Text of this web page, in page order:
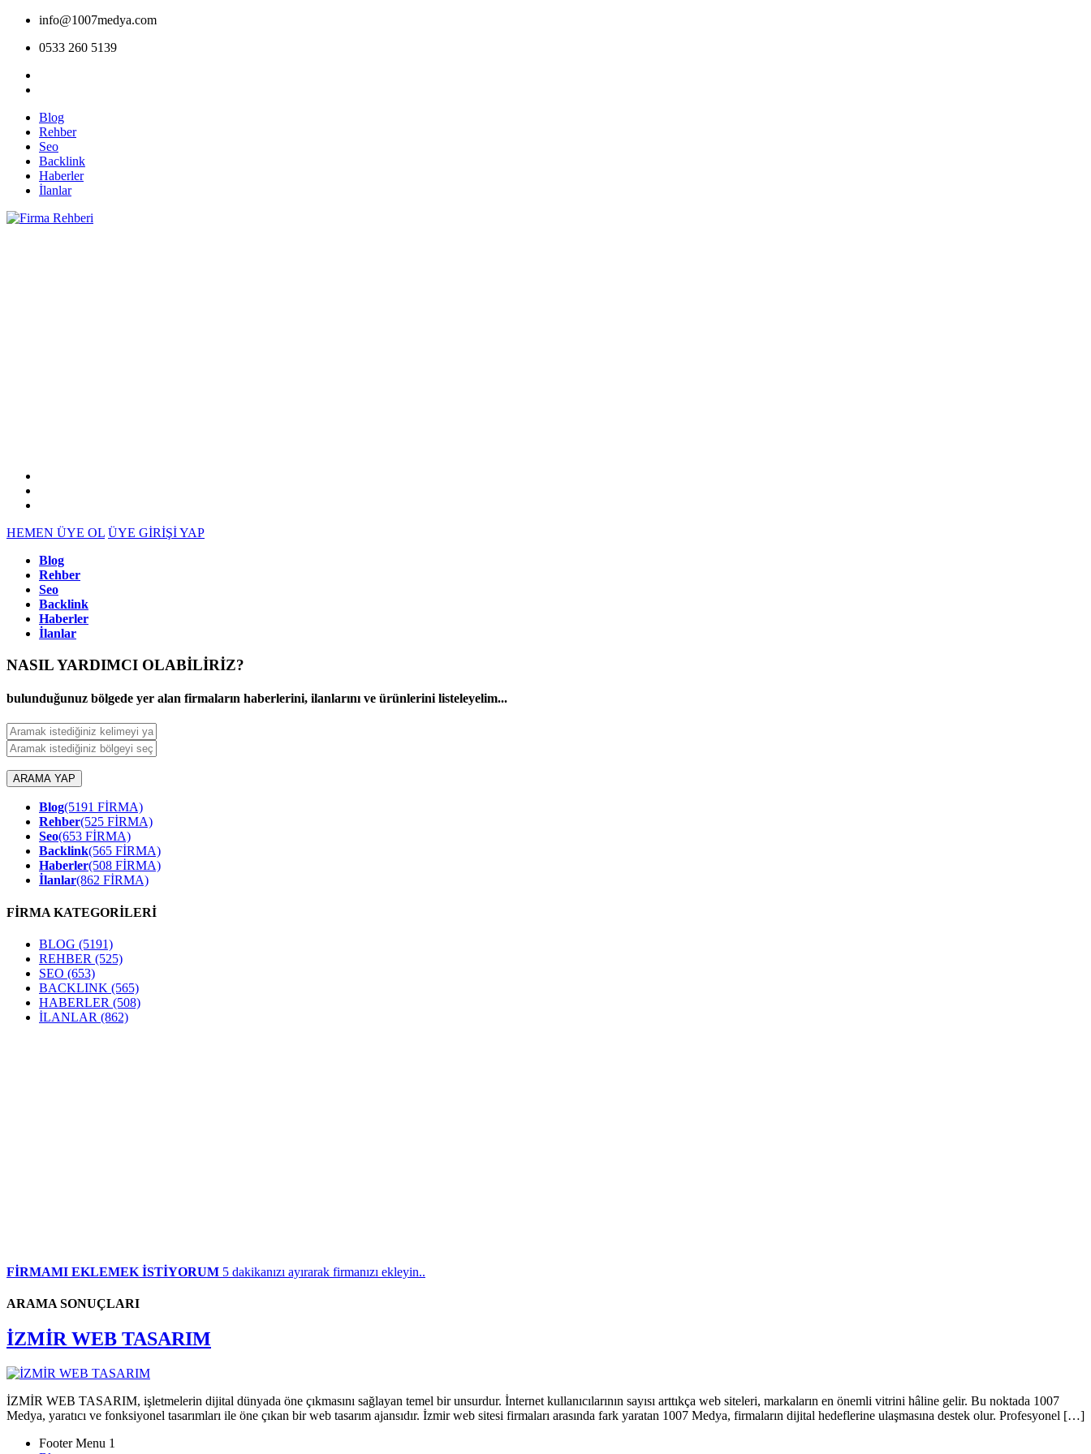
info@1007medya.com
0533 260 5139
Blog
Rehber
Seo
Backlink
Haberler
İlanlar
HEMEN ÜYE OL ÜYE GİRİŞİ YAP
Blog
Rehber
Seo
Backlink
Haberler
İlanlar
NASIL YARDIMCI OLABİLİRİZ?
bulunduğunuz bölgede yer alan firmaların haberlerini, ilanlarını ve ürünlerini listeleyelim...
ARAMA YAP
Blog(5191 FİRMA)
Rehber(525 FİRMA)
Seo(653 FİRMA)
Backlink(565 FİRMA)
Haberler(508 FİRMA)
İlanlar(862 FİRMA)
FİRMA KATEGORİLERİ
BLOG (5191)
REHBER (525)
SEO (653)
BACKLINK (565)
HABERLER (508)
İLANLAR (862)
FİRMAMI EKLEMEK İSTİYORUM 5 dakikanızı ayırarak firmanızı ekleyin..
ARAMA SONUÇLARI
İZMİR WEB TASARIM
İZMİR WEB TASARIM, işletmelerin dijital dünyada öne çıkmasını sağlayan temel bir unsurdur. İnternet kullanıcılarının sayısı arttıkça web siteleri, markaların en önemli vitrini hâline gelir. Bu noktada 1007
Medya, yaratıcı ve fonksiyonel tasarımları ile öne çıkan bir web tasarım ajansıdır. İzmir web sitesi firmaları arasında fark yaratan 1007 Medya, firmaların dijital hedeflerine ulaşmasına destek olur. Profesyonel […]
Footer Menu 1